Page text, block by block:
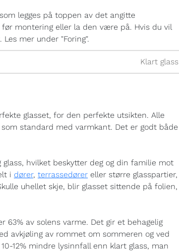
legges på toppen av det angitte
montering eller la den være på. Hvis du vil
mer under "Foring".
Klart glass
glasset, for den perfekte utsikten. Alle
standard med varmkant. Det er godt både
hvilket beskytter deg og din familie mot
i dører, terrassedører eller større glasspartier,
uhellet skje, blir glasset sittende på folien,
63% av solens varme. Det gir et behagelig
avkjøling av rommet om sommeren og ved
12% mindre lysinnfall enn klart glass, man